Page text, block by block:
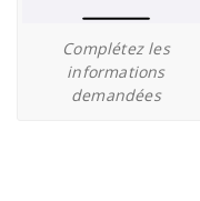
Complétez les
informations
demandées